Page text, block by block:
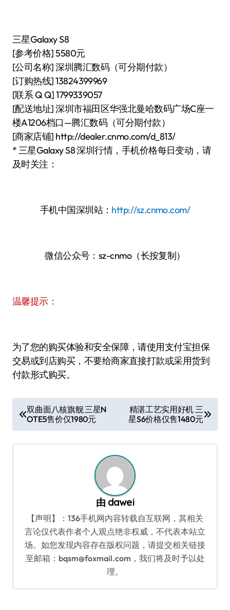
三星Galaxy S8
[参考价格] 5580元
[公司名称] 深圳腾汇数码（可分期付款）
[订购热线] 13824399969
[联系 Q Q] 1799339057
[配送地址] 深圳市福田区华强北曼哈数码广场C座一
楼A1206档口—腾汇数码（可分期付款）
[商家店铺] http://dealer.cnmo.com/d_813/
* 三星Galaxy S8 深圳行情，手机价格每日变动，请
及时关注：
手机中国深圳站： http://sz.cnmo.com/
微信公众号：sz-cnmo（长按复制）
温馨提示：
为了您的购买体验和安全保障，请使用支付宝担保
交易或到店购买，不要给商家直接打款或采用货到
付款形式购买。
章
导
双曲面八核旗舰 三星N
OTE5售价仅1980元
精湛工艺实用好机 三
星S6价格仅售1480元
由 dawei
【声明】：136手机网内容转载自互联网，其相关
言论仅代表作者个人观点绝非权威，不代表本站立
场。如您发现内容存在版权问题，请提交相关链接
至邮箱：bqsm@foxmail.com，我们将及时予以处
理。